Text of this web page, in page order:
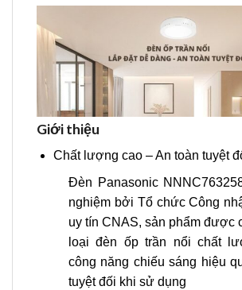
Giới thiệu
Chất lượng cao – An toàn tuyệt
Đèn Panasonic
nghiệm bởi Tổ chức Công
uy tín CNAS, sản phẩm được
loại đèn ốp trần nổi chất
công năng chiếu sáng hiệu
tuyệt đối khi sử dụng